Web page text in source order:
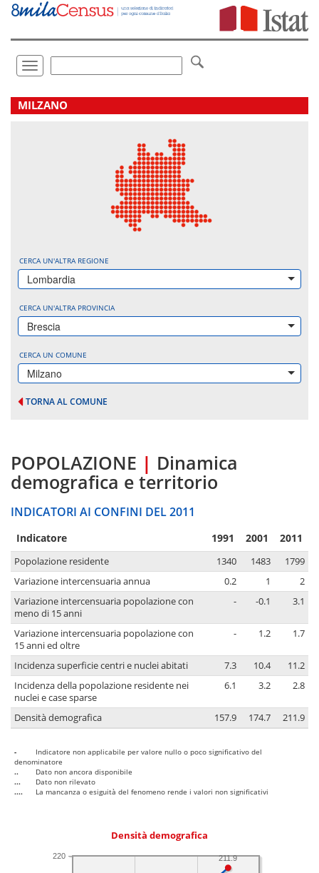
Vai
direttamente
Toggle
navigation
.
MILZANO
CERCA UN'ALTRA REGIONE
Lombardia
CERCA UN'ALTRA PROVINCIA
Brescia
CERCA UN COMUNE
Milzano
TORNA AL COMUNE
POPOLAZIONE | Dinamica
demografica e territorio
INDICATORI AI CONFINI DEL 2011
Indicatore 1991 2001 2011
Popolazione residente 1340 1483
1799
Variazione intercensuaria annua
0.2 1
2
Variazione intercensuaria popolazione con
meno di 15 anni
- -0.1 3.1
Variazione intercensuaria popolazione con
15 anni ed oltre
- 1.2 1.7
Incidenza superficie centri e nuclei abitati 7.3 10.4
11.2
Incidenza della popolazione residente nei
nuclei e case sparse
6.1 3.2 2.8
Densità demografica 157.9 174.7 211.9
-
Indicatore non applicabile per valore nullo o poco significativo del
denominatore
..
Dato non ancora disponibile
...
Dato non rilevato
....
La mancanza o esiguità del fenomeno rende i valori non significativi
Densità demografica
220 211.9